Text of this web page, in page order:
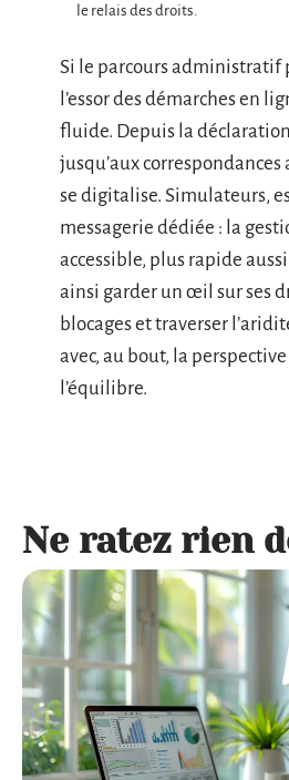
le relais des droits.
Si le parcours administratif
l’essor des démarches en
fluide. Depuis la
jusqu’aux correspondances
se digitalise. Simulateurs,
messagerie dédiée : la
accessible, plus rapide
ainsi garder un œil sur ses
blocages et traverser
avec, au bout, la
l’équilibre.
Ne ratez rien